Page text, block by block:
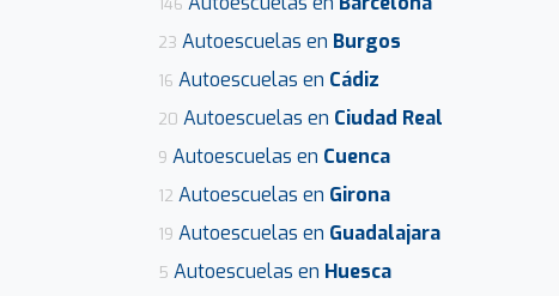
146
23 Autoescuelas en Burgos
16 Autoescuelas en Cádiz
20 Autoescuelas en Ciudad Real
9 Autoescuelas en Cuenca
12 Autoescuelas en Girona
19 Autoescuelas en Guadalajara
5 Autoescuelas en Huesca